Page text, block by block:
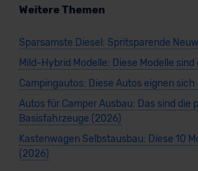
Weitere Themen
Sparsamste Diesel: Spritsparende
Mild-Hybrid Modelle: Diese Modelle sind
Campingautos: Diese Autos eignen
Autos für Camper Ausbau: Das sind die
Basisfahrzeuge (2026)
Kastenwagen Selbstausbau: Diese 10
(2026)